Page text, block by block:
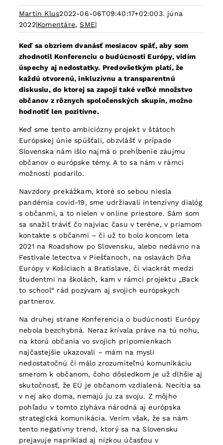
Martin Klus2022-06-06T09:40:17+02:003. júna
2022|Komentáre,SME|
Keď sa obzriem dvanásť mesiacov späť, aby som
zhodnotil Konferenciu o budúcnosti Európy, vidím
úspechy aj nedostatky. Predovšetkým platí, že
každú otvorenú, inkluzívnu a transparentnú
diskusiu, do ktorej sa zapojí také veľké množstvo
občanov z rôznych spoločenských skupín, možno
hodnotiť len pozitívne.
Keď sme tento ambiciózny projekt v štátoch
Európskej únie spúšťali, obzvlášť v prípade
Slovenska nám išlo najmä o prehĺbenie záujmu
občanov o európske témy. A to sa nám v rámci
možností podarilo.
Navzdory prekážkam, ktoré so sebou niesla
pandémia covid-19, sme udržiavali intenzívny dialóg
s občanmi, a to nielen v online priestore. Sám som
sa snažil tráviť čo najviac času v teréne, v priamom
kontakte s občanmi – či už to bolo koncom leta
2021 na Roadshow po Slovensku, alebo nedávno na
Festivale letectva v Piešťanoch, na oslavách Dňa
Európy v Košiciach a Bratislave, či viackrát medzi
študentmi na školách, kam v rámci projektu „Back
to school“ rád pozývam aj svojich európskych
partnerov.
Na druhej strane Konferencia o budúcnosti Európy
nebola bezchybná. Neraz krívala práve na tú nohu,
na ktorú občania vo svojich pripomienkach
najčastejšie ukazovali – mám na mysli
nedostatočnú či málo zrozumiteľnú komunikáciu
smerom k občanom, čoho dôsledkom je už dlhšie aj
skutočnosť, že EÚ je občanom vzdialená. Necítia sa
v nej ako doma, nemajú ju za svoju. Z môjho
pohľadu v tomto zlyháva národná aj európska
strategická komunikácia. Verím však, že sa nám
tento negatívny trend, ktorý sa na Slovensku
prejavuje napríklad aj nízkou účasťou v